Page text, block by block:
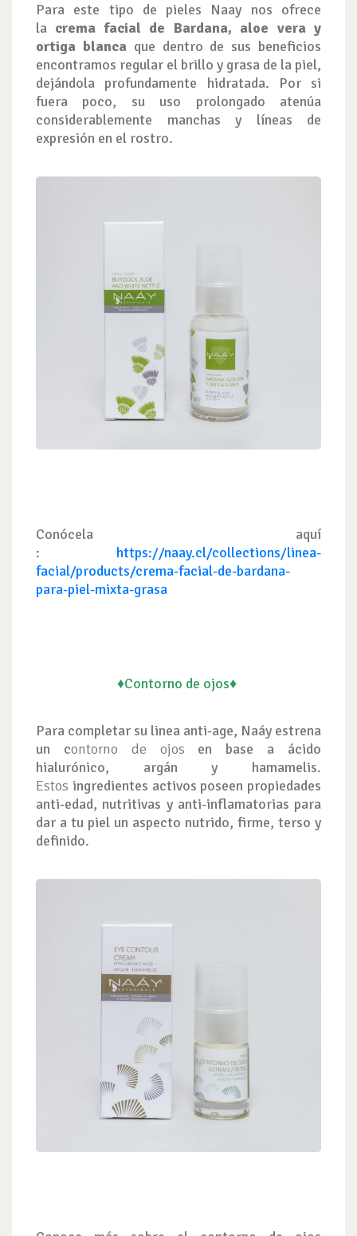
Para este tipo de pieles Naay nos ofrece
la crema facial de Bardana, aloe vera y
ortiga blancaque dentro de sus beneficios
encontramos regular el brillo y grasa de la piel,
dejándola profundamente hidratada. Por si
fuera poco, su uso prolongado atenúa
considerablemente manchas y líneas de
expresión en el rostro.
Conócela aquí
: https://naay.cl/collections/linea-
facial/products/crema-facial-de-bardana-
para-piel-mixta-grasa
♦Contorno de ojos♦
Para completar su linea anti-age, Naáy estrena
un contorno de ojos en base a
ácido
hialurónico, argán y hamamelis.
Estos ingredientes activos poseen propiedades
anti-edad, nutritivas y anti-inflamatorias para
dar a tu piel un aspecto nutrido, firme, terso y
definido.